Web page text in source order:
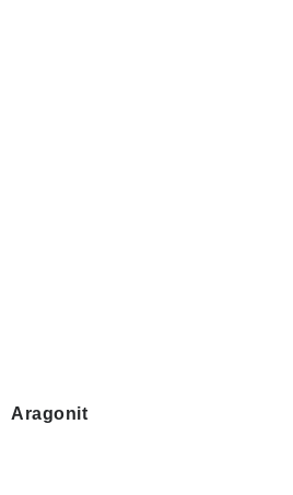
Aragonit